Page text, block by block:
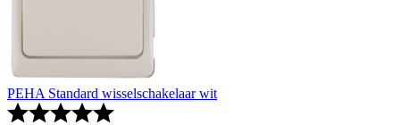
PEHA Standard wisselschakelaar wit